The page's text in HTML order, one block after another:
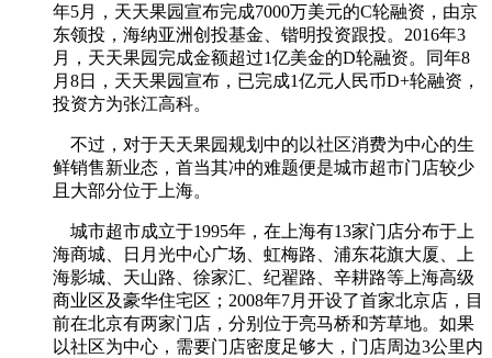
年5月，天天果园宣布完成7000万美元的C轮融资，由京
东领投，海纳亚洲创投基金、锴明投资跟投。2016年3
月，天天果园完成金额超过1亿美金的D轮融资。同年8
月8日，天天果园宣布，已完成1亿元人民币D+轮融资，
投资方为张江高科。
不过，对于天天果园规划中的以社区消费为中心的生
鲜销售新业态，首当其冲的难题便是城市超市门店较少
且大部分位于上海。
城市超市成立于1995年，在上海有13家门店分布于上
海商城、日月光中心广场、虹梅路、浦东花旗大厦、上
海影城、天山路、徐家汇、纪翟路、辛耕路等上海高级
商业区及豪华住宅区；2008年7月开设了首家北京店，目
前在北京有两家门店，分别位于亮马桥和芳草地。如果
以社区为中心，需要门店密度足够大，门店周边3公里内